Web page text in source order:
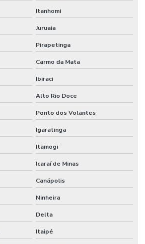
Itanhomi
Juruaia
Pirapetinga
Carmo da Mata
Ibiraci
Alto Rio Doce
Ponto dos Volantes
Igaratinga
Itamogi
Icaraí de Minas
Canápolis
Ninheira
Delta
Itaipé